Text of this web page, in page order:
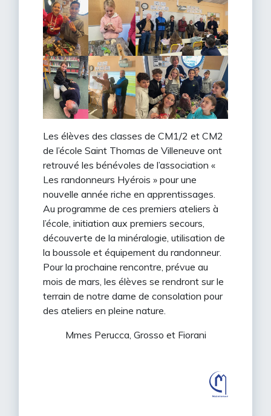
Les élèves des classes de CM1/2 et CM2
de l’école Saint Thomas de Villeneuve ont
retrouvé les bénévoles de l’association «
Les randonneurs Hyérois » pour une
nouvelle année riche en apprentissages.
Au programme de ces premiers ateliers à
l’école, initiation aux premiers secours,
découverte de la minéralogie, utilisation de
la boussole et équipement du randonneur.
Pour la prochaine rencontre, prévue au
mois de mars, les élèves se rendront sur le
terrain de notre dame de consolation pour
des ateliers en pleine nature.
Mmes Perucca, Grosso et Fiorani